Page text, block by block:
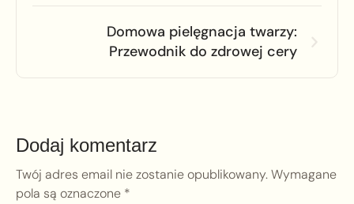
Domowa pielęgnacja twarzy:
Przewodnik do zdrowej cery
Dodaj komentarz
Twój adres email nie zostanie opublikowany.Wymagane
pola są oznaczone *